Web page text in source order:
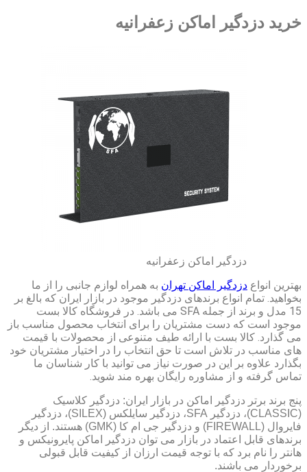
خرید دزدگیر اماکن زعفرانیه
دزدگیر اماکن زعفرانیه
بهترین انواع دزدگیر اماکن تهران به همراه لوازم جانبی را از ما
بخواهید. تمام انواع برندهای دزدگیر موجود در بازار ایران که بالغ بر
15 مدل و برند از جمله SFA می باشد. در فروشگاه کالا بست
موجود است که دست مشتریان را برای انتخاب محصول مناسب باز
می گذارد. کالا بست با ارائه طیف متنوعی از محصولات با قیمت
های مناسب در تلاش است تا حق انتخاب را در اختیار مشتریان خود
بگذارد علاوه بر این در صورت نیاز می توانید با کار شناسان ما
تماس گرفته و از مشاوره رایگان بهره مند شوید.
پنج برند برتر دزدگیر اماکن در بازار ایران: دزدگیر کلاسیک
(CLASSIC)، دزدگیر SFA، دزدگیر سایلکس (SILEX)، دزدگیر
فایروال (FIREWALL) و دزدگیر جی ام کا (GMK) هستند. از دیگر
برندهای قابل اعتماد در بازار می توان دزدگیر اماکن پایرونیکس و
هانتر را نام برد که با توجه قیمت ارزان از کیفیت قابل قبولی
برخوردار می باشند.